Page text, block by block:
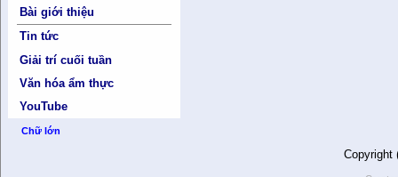
Bài giới thiệu
Tin tức
Giải trí cuối tuần
Văn hóa ẩm thực
YouTube
Chữ lớn
Copyright